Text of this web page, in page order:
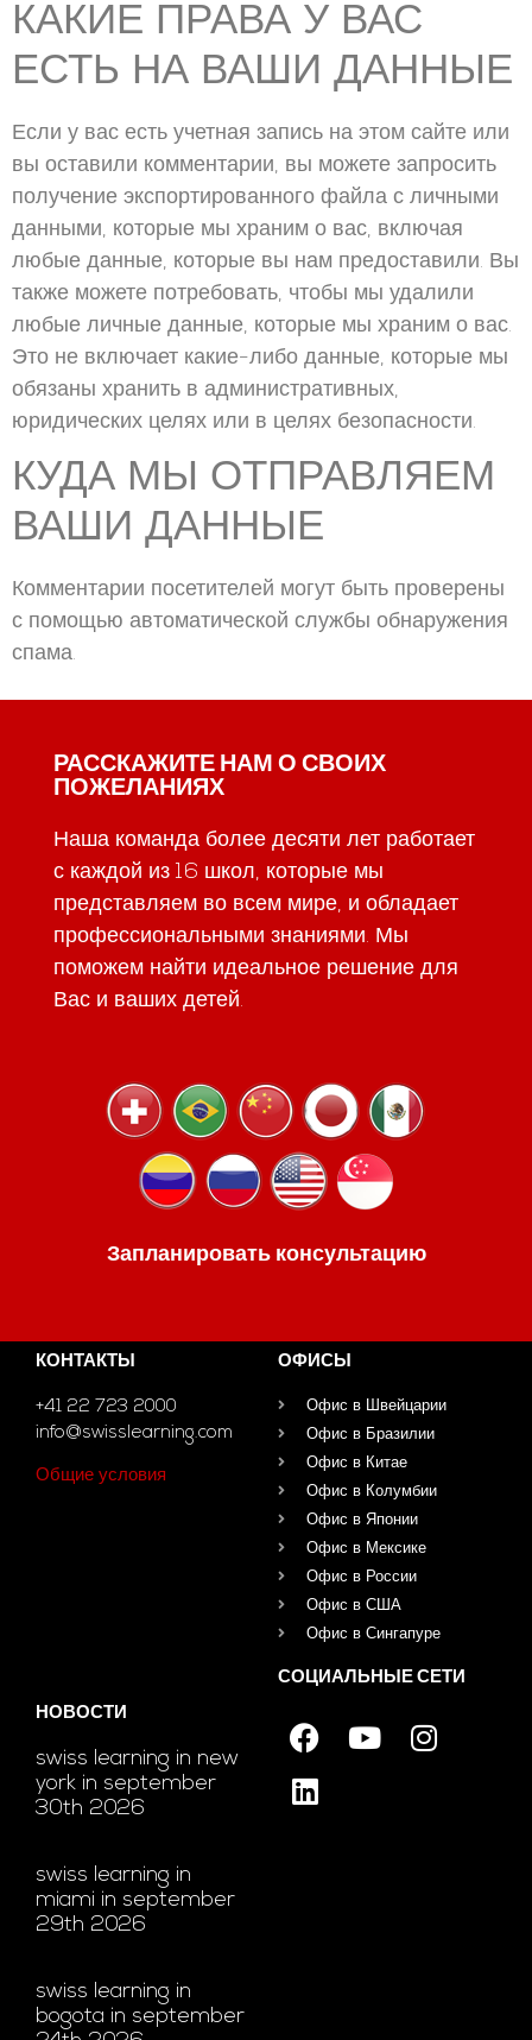
КАКИЕ ПРАВА У ВАС
ЕСТЬ НА ВАШИ ДАННЫЕ
Если у вас есть учетная запись на этом сайте или
вы оставили комментарии, вы можете запросить
получение экспортированного файла с личными
данными, которые мы храним о вас, включая
любые данные, которые вы нам предоставили. Вы
также можете потребовать, чтобы мы удалили
любые личные данные, которые мы храним о вас.
Это не включает какие-либо данные, которые мы
обязаны хранить в административных,
юридических целях или в целях безопасности.
КУДА МЫ ОТПРАВЛЯЕМ
ВАШИ ДАННЫЕ
Комментарии посетителей могут быть проверены
с помощью автоматической службы обнаружения
спама.
РАССКАЖИТЕ НАМ О СВОИХ
ПОЖЕЛАНИЯХ
Наша команда более десяти лет работает
с каждой из 16 школ, которые мы
представляем во всем мире, и обладает
профессиональными знаниями. Мы
поможем найти идеальное решение для
Вас и ваших детей.
Запланировать консультацию
КОНТАКТЫ
+41 22 723 2000
info@swisslearning.com
Общие условия
ОФИСЫ
Офис в Швейцарии
Офис в Бразилии
Офис в Китае
Офис в Колумбии
Офис в Японии
Офис в Мексике
Офис в России
Офис в США
Офис в Сингапуре
НОВОСТИ
swiss learning in new
york in september
30th 2026
swiss learning in
miami in september
29th 2026
swiss learning in
bogota in september
СОЦИАЛЬНЫЕ СЕТИ